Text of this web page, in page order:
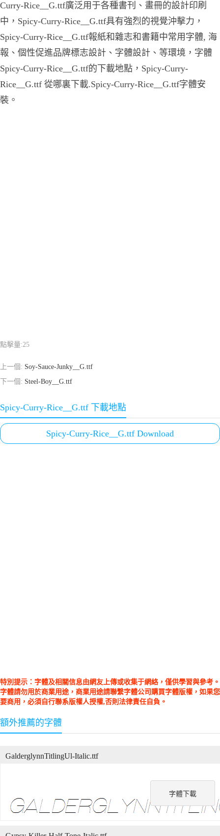
Curry-Rice__G.ttf廣泛用于各種書刊、畫冊的設計印刷
中，Spicy-Curry-Rice__G.ttf具有強烈的視覺沖擊力，
Spicy-Curry-Rice__G.ttf報紙和雜志和書籍中常用字體, 海
報、個性促進品牌標志設計、字體設計、等環境，字體
Spicy-Curry-Rice__G.ttf的下載地點，Spicy-Curry-
Rice__G.ttf 從哪裏下載.Spicy-Curry-Rice__G.ttf字體安
裝。
點擊量:25
上一個: Soy-Sauce-Junky__G.ttf
下一個: Steel-Boy__G.ttf
Spicy-Curry-Rice__G.ttf 下載地點
Spicy-Curry-Rice__G.ttf Download
特別提示：字體及相關信息由網友上傳或收集于網絡，僅供學習與參考。
字體請勿用於商業用途，商業用途請聯繫字體公司購買字體版權，如果您
要商用，必須自行聯系版權人授權,否則法律責任自負。
額外推薦的字體
字體下載
GalderglynnTitlingUl-Italic.ttf